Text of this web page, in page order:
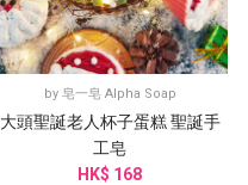
by 皂一皂 Alpha Soap
大頭聖誕老人杯子蛋糕 聖誕手
工皂
HK$ 168